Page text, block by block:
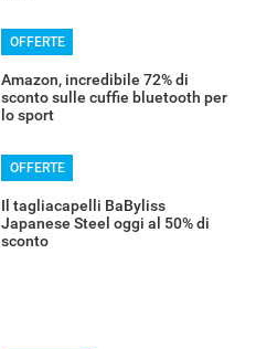
OFFERTE
Amazon, incredibile 72% di
sconto sulle cuffie bluetooth per
lo sport
OFFERTE
Il tagliacapelli BaByliss
Japanese Steel oggi al 50% di
sconto